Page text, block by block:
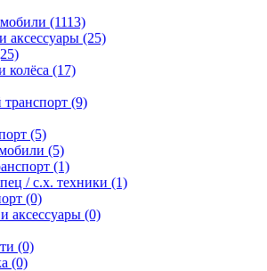
(1113)
аксессуары (25)
(17)
(9)
(5)
(5)
(1)
/ с.х. техники (1)
(0)
аксессуары (0)
(0)
(0)